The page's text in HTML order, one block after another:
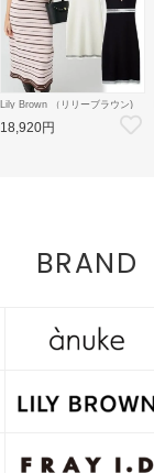
Lily Brown （リリーブラウン)
【LB×MARY QUANT】ポロニ
ットワンピース 26秋冬
【LWNO264110】フレアワンピ
18,920円
BRAND